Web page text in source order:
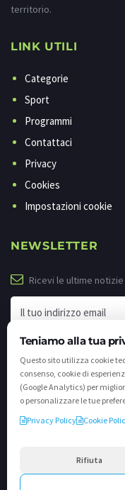
Teniamo alla tua
Questo sito utilizza cookie
consenso, cookie di
(Google Analytics) per
o personalizzare le tue
Privacy Policy
Cookie
Rifiuta
territorio.
LINK UTILI
Categorie
Sport
Programmi
Contattaci
Privacy
Cookies
Impostazioni cookie
NEWSLETTER
Ricevi le ultime
Darfo Boario Terme (Bs)
cap. soc. €894.900,00 i.v.